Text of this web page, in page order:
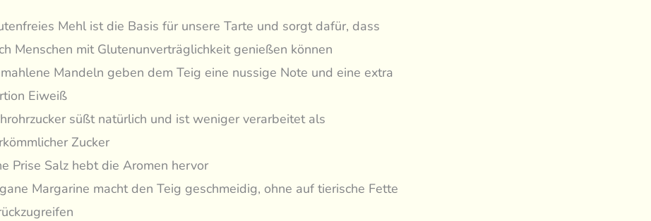
Mehl ist die Basis für unsere Tarte und sorgt dafür, dass
Menschen mit Glutenunverträglichkeit genießen können
Mandeln geben dem Teig eine nussige Note und eine extra
Eiweiß
süßt natürlich und ist weniger verarbeitet als
Zucker
Prise Salz hebt die Aromen hervor
Margarine macht den Teig geschmeidig, ohne auf tierische Fette